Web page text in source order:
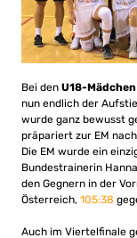
Bei den U18-
nun endlich der
wurde ganz bewusst
präpariert zur EM
Die EM wurde ein
Bundestrainerin
den Gegnern in der
Österreich, 105:38
Auch im Viertelfinale